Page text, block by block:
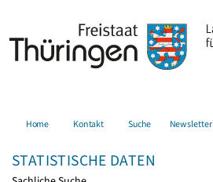
Home Kontakt Suche Newsletter
STATISTISCHE DATEN